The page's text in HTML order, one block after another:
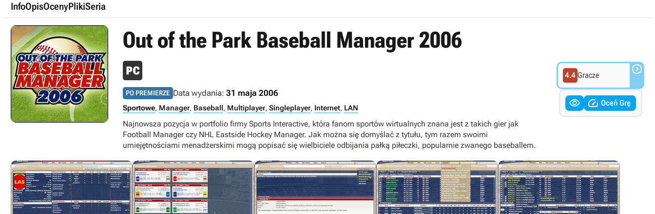
InfoOpisOcenyPlikiSeria
Out of the Park Baseball Manager 2006
PO PREMIERZE Data wydania: 31 maja 2006
Sportowe, Manager, Baseball, Multiplayer, Singleplayer, Internet, LAN
Najnowsza pozycja w portfolio firmy Sports Interactive, która fanom sportów wirtualnych znana jest z takich gier jak
Football Manager czy NHL Eastside Hockey Manager. Jak można się domyślać z tytułu, tym razem swoimi
umiejętnościami menadżerskimi mogą popisać się wielbiciele odbijania pałką piłeczki, popularnie zwanego baseballem.
4.4 Gracze 
  Oceń Grę